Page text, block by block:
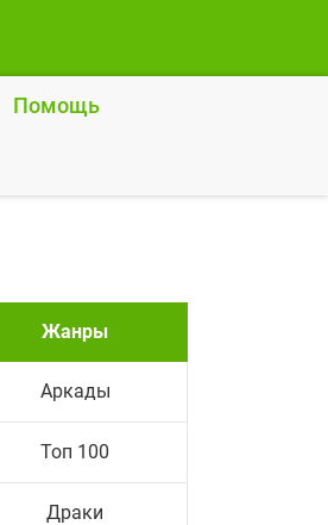
Помощь
Жанры
Аркады
Топ 100
Драки